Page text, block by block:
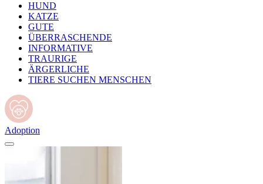
HUND
KATZE
GUTE
ÜBERRASCHENDE
INFORMATIVE
TRAURIGE
ÄRGERLICHE
TIERE SUCHEN MENSCHEN
Adoption